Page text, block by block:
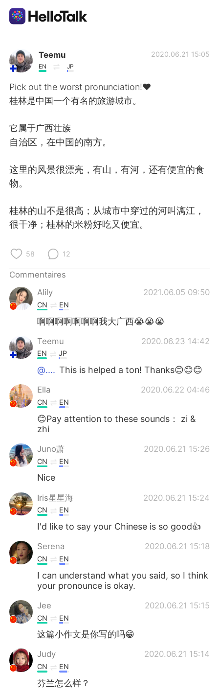
AI Grammar Checker
Français
English 简体中文
繁體中文 Español
日本語 한국어
Indonesia
Türkçe
Português
Teemu
EN JP
2020.06.21 15:05
Pick out the worst pronunciation!❤️
桂林是中国一个有名的旅游城市。
它属于广西壮族
自治区，在中国的南方。
这里的风景很漂亮，有山，有河，还有便宜的食
物。
桂林的山不是很高；从城市中穿过的河叫漓江，
很干净；桂林的米粉好吃又便宜。
58 12
Commentaires
Alily
2021.06.05 09:50
CN EN
啊啊啊啊啊啊啊我大广西😭😭😭
Teemu 2020.06.23 14:42
EN JP
@.... This is helped a ton! Thanks😊😊😊
Ella 2020.06.22 04:46
CN EN
😊Pay attention to these sounds： zi &
zhi
Juno萧 2020.06.21 15:26
CN EN
Nice
Iris星星海 2020.06.21 15:24
CN EN
I'd like to say your Chinese is so good👍
Serena 2020.06.21 15:18
CN EN
I can understand what you said, so I think
your pronounce is okay.
Jee 2020.06.21 15:15
CN EN
这篇小作文是你写的吗😁
Judy 2020.06.21 15:14
CN EN
芬兰怎么样？